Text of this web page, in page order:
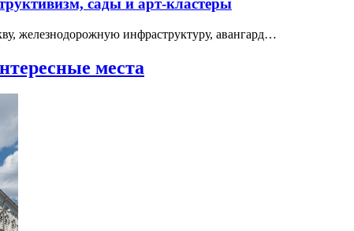
сады и арт-кластеры
железнодорожную инфраструктуру, авангард…
места